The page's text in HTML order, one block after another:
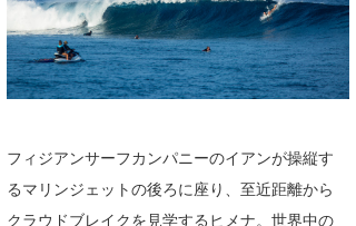
フィジアンサーフカンパニーのイアンが操縦す
るマリンジェットの後ろに座り、至近距離から
クラウドブレイクを見学するヒメナ。世界中の
たっちー
ハンマー
まっきー
三輪予報士
小川予報士